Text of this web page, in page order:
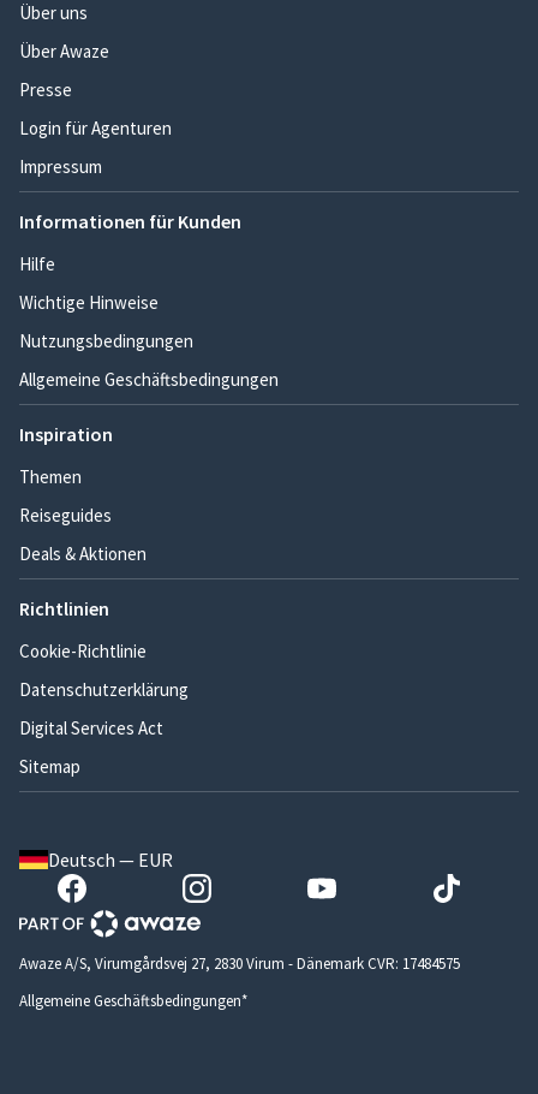
Über uns
Über Awaze
Presse
Login für Agenturen
Impressum
Informationen für Kunden
Hilfe
Wichtige Hinweise
Nutzungsbedingungen
Allgemeine Geschäftsbedingungen
Inspiration
Themen
Reiseguides
Deals & Aktionen
Richtlinien
Cookie-Richtlinie
Datenschutzerklärung
Digital Services Act
Sitemap
Deutsch — EUR
Awaze A/S, Virumgårdsvej 27, 2830 Virum - Dänemark CVR: 17484575
Allgemeine Geschäftsbedingungen*